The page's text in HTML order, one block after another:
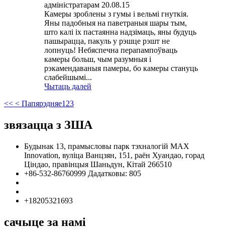
адміністратарам 20.08.15
Камеры зроблены з гумы і вельмі гнуткія.
Яны падобныя на паветраныя шары тым,
што калі іх пастаянна надзімаць, яны будуць
пашырацца, пакуль у рэшце рэшт не
лопнуць! Небяспечна перапампоўваць
камеры больш, чым разумныя і
рэкамендаваныя памеры, бо камеры стануць
слабейшымі...
Чытаць далей
<< < Папярэдняе1 23
звязацца з ЗША
Будынак 13, прамысловы парк тэхналогій MAX
Innovation, вуліца Ванцзян, 151, раён Хуандао, горад
Ціндао, правінцыя Шаньдун, Кітай 266510
+86-532-86760999 Дадатковы: 805
+18205321693
сачыце за намі